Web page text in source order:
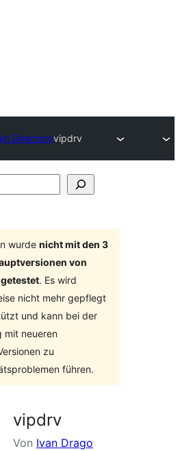
Directoryvipdrv
wurde nicht mit den 3
von
. Es wird
nicht mehr gepflegt
und kann bei der
mit neueren
zu
führen.
vipdrv
Von Ivan Drago